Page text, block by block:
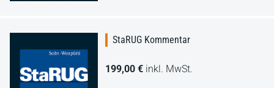
StaRUG Kommentar
199,00 € inkl. MwSt.